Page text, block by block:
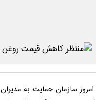
امروز سازمان حمایت به